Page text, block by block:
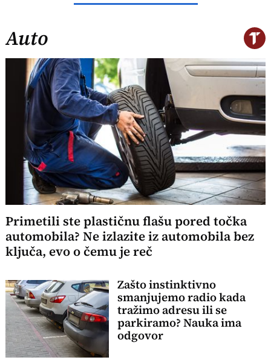
Auto
Primetili ste plastičnu flašu pored točka
automobila? Ne izlazite iz automobila bez
ključa, evo o čemu je reč
Zašto instinktivno
smanjujemo radio kada
tražimo adresu ili se
parkiramo? Nauka ima
odgovor